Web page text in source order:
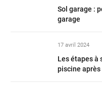
Sol garage :
garage
17 avril 2024
Les étapes à
piscine